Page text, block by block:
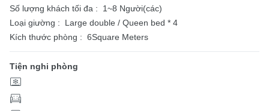
Số lượng khách tối đa :
1~8 Người(các)
Loại giường :
Large double / Queen bed * 4
Kích thước phòng : 6Square Meters
Tiện nghi phòng